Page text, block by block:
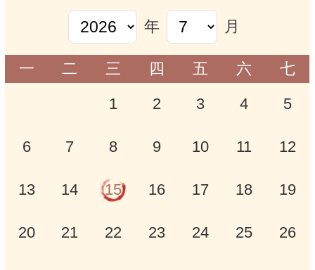
年 月
一 二 三 四 五 六 七
1 2 3 4 5
6 7 8 9 10 11 12
13 14 15 16 17 18 19
20 21 22 23 24 25 26